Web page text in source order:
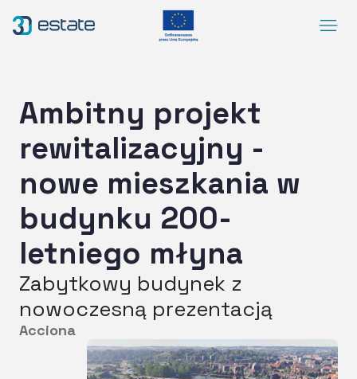
Menu
O nas
Kontakt
DEMO
BlogArrowRightLong
SocialLinkedIn SocialFacebook SocialYoutube PL
Ambitny projekt
rewitalizacyjny -
nowe mieszkania w
budynku 200-
letniego młyna
Zabytkowy budynek z
nowoczesną prezentacją
Acciona